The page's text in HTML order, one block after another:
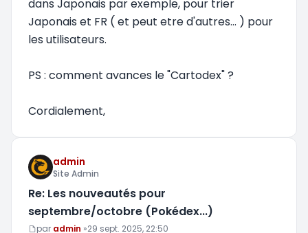
dans Japonais par exemple, pour trier
Japonais et FR ( et peut etre d'autres... ) pour
les utilisateurs.
PS : comment avances le "Cartodex" ?
Cordialement,
admin
Site Admin
Re: Les nouveautés pour
septembre/octobre (Pokédex...)
Message
par admin »29 sept. 2025, 22:50